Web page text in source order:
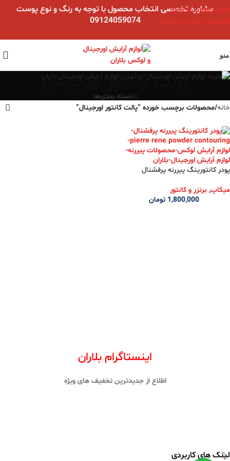
Skip to navigation
Skip to main content
مشاوره تخصصی انتخاب محصول با توجه به رنگ و نوع پوست
09124059074
منو
پالت کانتور اورجینال
دسته بندی‌ها
خانه/محصولات برچسب خورده “پالت کانتور اورجینال”
پودر کانتورینگ‌ پیررنه پرفشنال
میکاپ, برنزر و کانتور
1,800,000 تومان
اینستاگرام بلاران
اطلاع از جدیدترین تخفیف های ویژه
لینک های کاربردی